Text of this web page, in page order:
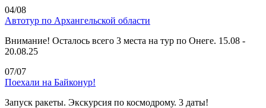
04/08
Автотур по Архангельской области
Внимание! Осталось всего 3 места на тур по Онеге. 15.08 -
20.08.25
07/07
Поехали на Байконур!
Запуск ракеты. Экскурсия по космодрому. 3 даты!